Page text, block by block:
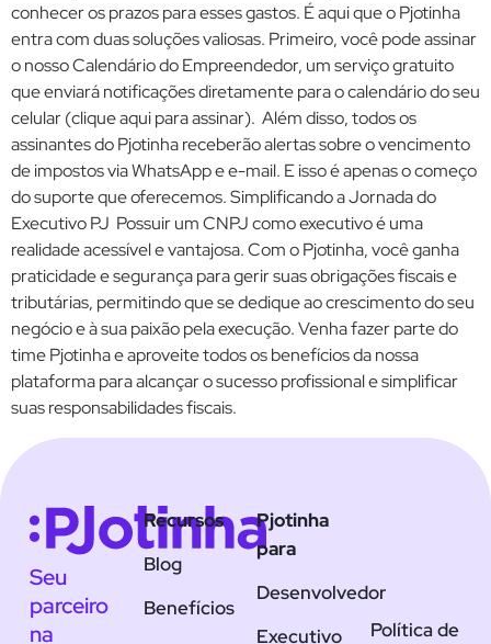
conhecer os prazos para esses gastos. É aqui que o Pjotinha
entra com duas soluções valiosas. Primeiro, você pode assinar
o nosso Calendário do Empreendedor, um serviço gratuito
que enviará notificações diretamente para o calendário do seu
celular (clique aqui para assinar). Além disso, todos os
assinantes do Pjotinha receberão alertas sobre o vencimento
de impostos via WhatsApp e e-mail. E isso é apenas o começo
do suporte que oferecemos. Simplificando a Jornada do
Executivo PJ Possuir um CNPJ como executivo é uma
realidade acessível e vantajosa. Com o Pjotinha, você ganha
praticidade e segurança para gerir suas obrigações fiscais e
tributárias, permitindo que se dedique ao crescimento do seu
negócio e à sua paixão pela execução. Venha fazer parte do
time Pjotinha e aproveite todos os benefícios da nossa
plataforma para alcançar o sucesso profissional e simplificar
suas responsabilidades fiscais.
Seu
parceiro
na
Recursos
Blog
Benefícios
Pjotinha
para
Desenvolvedor
Executivo
Política de